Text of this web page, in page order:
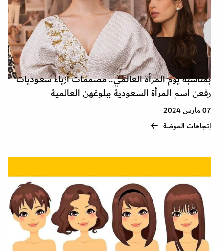
بمناسبة يوم المرأة العالمي.. مصممات أزياء سعوديات
رفعن اسم المرأة السعودية ببلوغهن العالمية
07 مارس 2024
إتجاهات الموضة